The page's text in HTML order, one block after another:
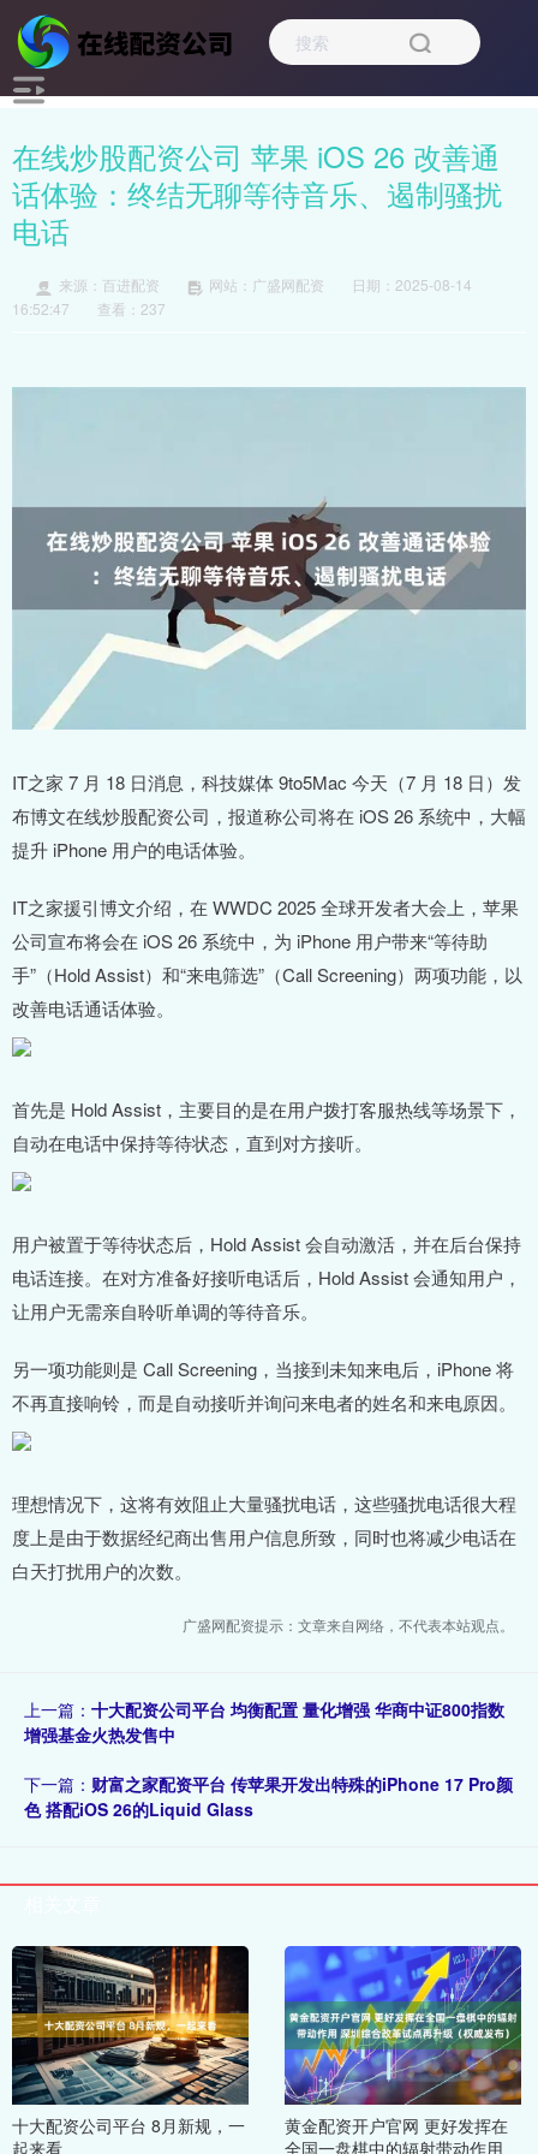
在线炒股配资公司 苹果 iOS 26 改善通
话体验：终结无聊等待音乐、遏制骚扰
电话
来源：百进配资 网站：广盛网配资
日期：2025-08-14
16:52:47
查看：237
IT之家 7 月 18 日消息，科技媒体 9to5Mac 今天（7 月 18 日）发
布博文在线炒股配资公司，报道称公司将在 iOS 26 系统中，大幅
提升 iPhone 用户的电话体验。
IT之家援引博文介绍，在 WWDC 2025 全球开发者大会上，苹果
公司宣布将会在 iOS 26 系统中，为 iPhone 用户带来“等待助
手”（Hold Assist）和“来电筛选”（Call Screening）两项功能，以
改善电话通话体验。
首先是 Hold Assist，主要目的是在用户拨打客服热线等场景下，
自动在电话中保持等待状态，直到对方接听。
用户被置于等待状态后，Hold Assist 会自动激活，并在后台保持
电话连接。在对方准备好接听电话后，Hold Assist 会通知用户，
让用户无需亲自聆听单调的等待音乐。
另一项功能则是 Call Screening，当接到未知来电后，iPhone 将
不再直接响铃，而是自动接听并询问来电者的姓名和来电原因。
理想情况下，这将有效阻止大量骚扰电话，这些骚扰电话很大程
度上是由于数据经纪商出售用户信息所致，同时也将减少电话在
白天打扰用户的次数。
广盛网配资提示：文章来自网络，不代表本站观点。
上一篇： 十大配资公司平台 均衡配置 量化增强 华商中证800指数
增强基金火热发售中
下一篇： 财富之家配资平台 传苹果开发出特殊的iPhone 17 Pro颜
色 搭配iOS 26的Liquid Glass
十大配资公司平台 8月新规，一
起来看
黄金配资开户官网 更好发挥在
全国一盘棋中的辐射带动作用